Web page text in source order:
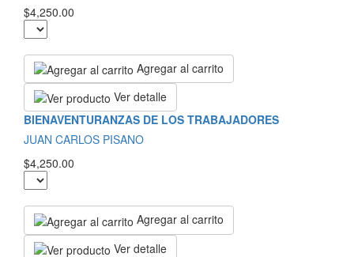
$4,250.00
Agregar al carrito
Ver detalle
BIENAVENTURANZAS DE LOS TRABAJADORES
JUAN CARLOS PISANO
$4,250.00
Agregar al carrito
Ver detalle